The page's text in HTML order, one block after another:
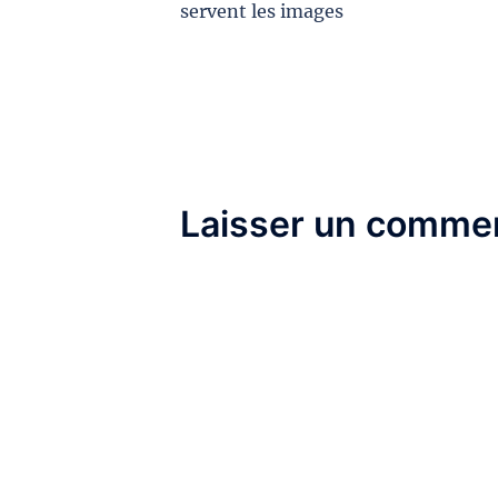
d’article
servent les images
Laisser un